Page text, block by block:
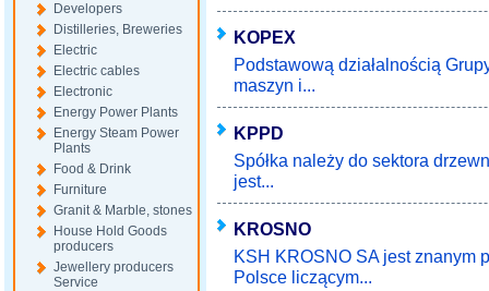
Developers
Distilleries, Breweries
Electric
Electric cables
Electronic
Energy Power Plants
Energy Steam Power
Plants
Food & Drink
Furniture
Granit & Marble, stones
House Hold Goods
producers
Jewellery producers
Service
KOPEX
Podstawową działalnością
maszyn i...
KPPD
Spółka należy do sektora
jest...
KROSNO
KSH KROSNO SA jest znanym
Polsce liczącym...